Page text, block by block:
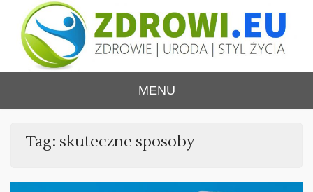
content
ZDROWI.EU
health&beauty, SPA, wellness
MENU
Tag: skuteczne sposoby